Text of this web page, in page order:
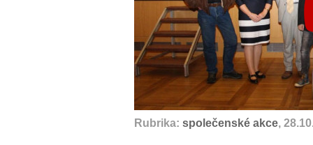
Rubrika: společenské akce,